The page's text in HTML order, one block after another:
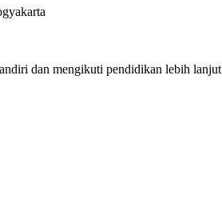
dan mengikuti pendidikan lebih lanjut